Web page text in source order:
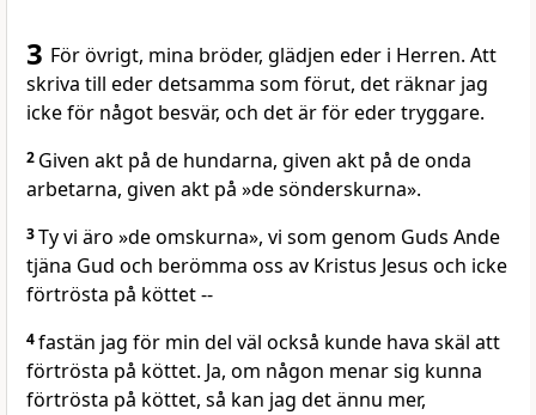
3 För övrigt, mina bröder, glädjen eder i Herren. Att
skriva till eder detsamma som förut, det räknar jag
icke för något besvär, och det är för eder tryggare.
2 Given akt på de hundarna, given akt på de onda
arbetarna, given akt på »de sönderskurna».
3Ty vi äro »de omskurna», vi som genom Guds Ande
tjäna Gud och berömma oss av Kristus Jesus och icke
förtrösta på köttet --
4fastän jag för min del väl också kunde hava skäl att
förtrösta på köttet. Ja, om någon menar sig kunna
förtrösta på köttet, så kan jag det ännu mer,